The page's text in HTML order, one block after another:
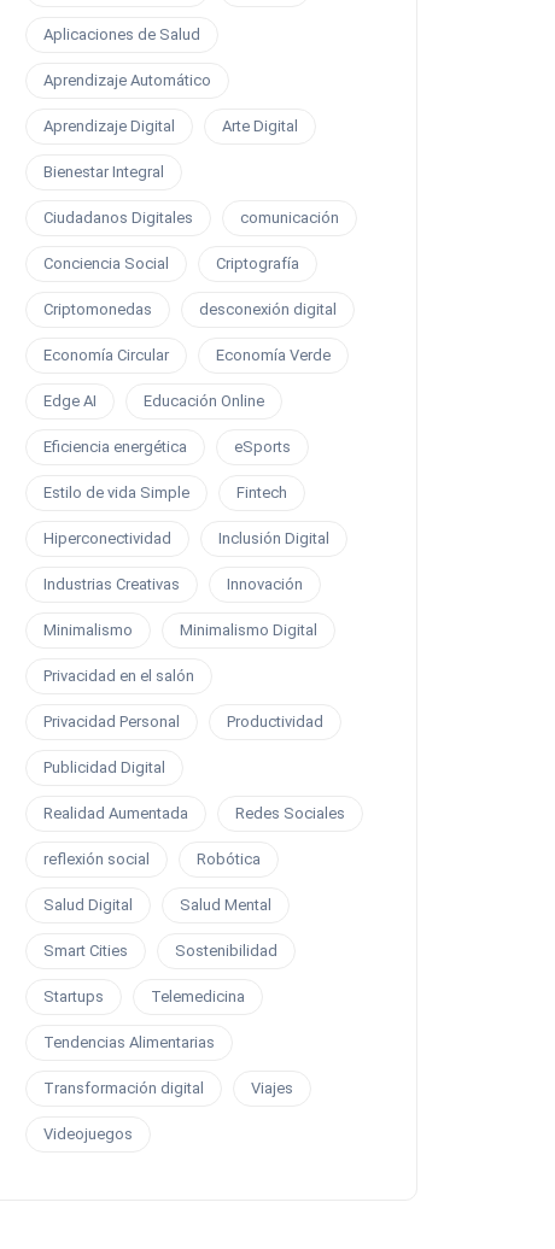
Aplicaciones de Salud
Aprendizaje Automático
Aprendizaje Digital Arte Digital
Bienestar Integral
Ciudadanos Digitales comunicación
Conciencia Social Criptografía
Criptomonedas desconexión digital
Economía Circular Economía Verde
Edge AI Educación Online
Eficiencia energética eSports
Estilo de vida Simple Fintech
Hiperconectividad Inclusión Digital
Industrias Creativas Innovación
Minimalismo Minimalismo Digital
Privacidad en el salón
Privacidad Personal Productividad
Publicidad Digital
Realidad Aumentada Redes Sociales
reflexión social Robótica
Salud Digital Salud Mental
Smart Cities Sostenibilidad
Startups Telemedicina
Tendencias Alimentarias
Transformación digital Viajes
Videojuegos